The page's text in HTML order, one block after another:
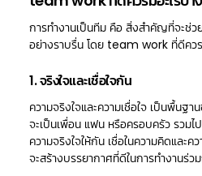
การทำงานเป็นทีม คือ สิ่งสำคัญที่จะช่ว
อย่างราบรื่น โดย team work ที่ดีคว
1. จริงใจและเชื่อใจกัน
ความจริงใจและความเชื่อใจ เป็นพื้นฐ
จะเป็นเพื่อน แฟน หรือครอบครัว รวม
ความจริงใจให้กัน เชื่อในความคิดและ
จะสร้างบรรยากาศที่ดีในการทำงานร่ว